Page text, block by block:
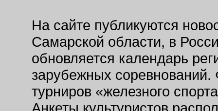
На сайте публикуются
Самарской области, в
обновляется календарь
зарубежных соревнований.
турниров «железного